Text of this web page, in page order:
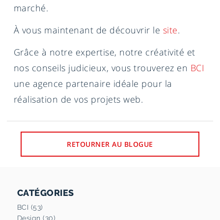
marché.
À vous maintenant de découvrir le site.
Grâce à notre expertise, notre créativité et
nos conseils judicieux, vous trouverez en BCI
une agence partenaire idéale pour la
réalisation de vos projets web.
RETOURNER AU BLOGUE
CATÉGORIES
BCI (53)
Design (30)